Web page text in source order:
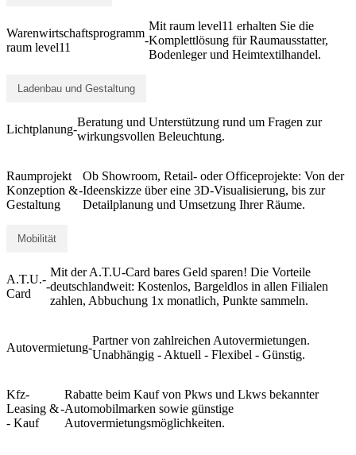
Warenwirtschaftsprogramm
raum level11
-
Mit raum level11 erhalten Sie die
Komplettlösung für Raumausstatter,
Bodenleger und Heimtextilhandel.
Ladenbau und Gestaltung
Lichtplanung-
Beratung und Unterstützung rund um Fragen zur
wirkungsvollen Beleuchtung.
Raumprojekt
Konzeption &
Gestaltung
-
Ob Showroom, Retail- oder Officeprojekte: Von der
Ideenskizze über eine 3D-Visualisierung, bis zur
Detailplanung und Umsetzung Ihrer Räume.
Mobilität
A.T.U.-
Card
-
Mit der A.T.U-Card bares Geld sparen! Die Vorteile
deutschlandweit: Kostenlos, Bargeldlos in allen Filialen
zahlen, Abbuchung 1x monatlich, Punkte sammeln.
Autovermietung-
Partner von zahlreichen Autovermietungen.
Unabhängig - Aktuell - Flexibel - Günstig.
Kfz-
Leasing &
- Kauf
-
Rabatte beim Kauf von Pkws und Lkws bekannter
Automobilmarken sowie günstige
Autovermietungsmöglichkeiten.